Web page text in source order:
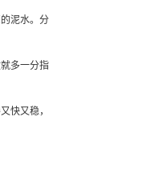
泥水。分
多一分指
快又稳，